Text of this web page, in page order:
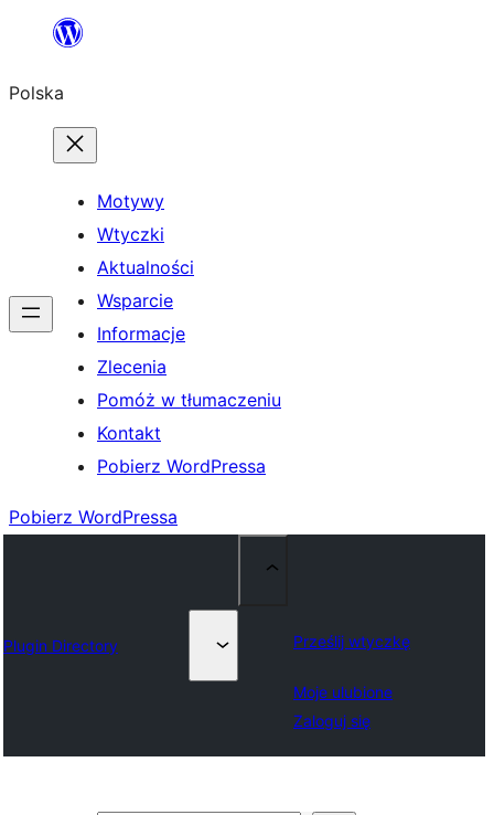
Przejdź
treści
Polska
Motywy
Wtyczki
Aktualności
Wsparcie
Informacje
Zlecenia
Pomóż w tłumaczeniu
Kontakt
Pobierz WordPressa
Pobierz WordPressa
Plugin Directory Prześlij wtyczkę
Moje ulubione
Zaloguj się